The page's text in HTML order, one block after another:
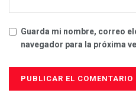
Guarda mi nombre, correo
navegador para la próxima